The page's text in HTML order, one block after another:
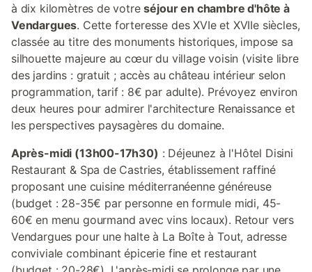
à dix kilomètres de votreséjour en chambre d'hôte à
Vendargues. Cette forteresse des XVIe et XVIIe siècles,
classée au titre des monuments historiques, impose sa
silhouette majeure au cœur du village voisin (visite libre
des jardins : gratuit ; accès au château intérieur selon
programmation, tarif : 8€ par adulte). Prévoyez environ
deux heures pour admirer l'architecture Renaissance et
les perspectives paysagères du domaine.
Après-midi (13h00-17h30) : Déjeunez à l'Hôtel Disini
Restaurant & Spa de Castries, établissement raffiné
proposant une cuisine méditerranéenne généreuse
(budget : 28-35€ par personne en formule midi, 45-
60€ en menu gourmand avec vins locaux). Retour vers
Vendargues pour une halte à La Boîte à Tout, adresse
conviviale combinant épicerie fine et restaurant